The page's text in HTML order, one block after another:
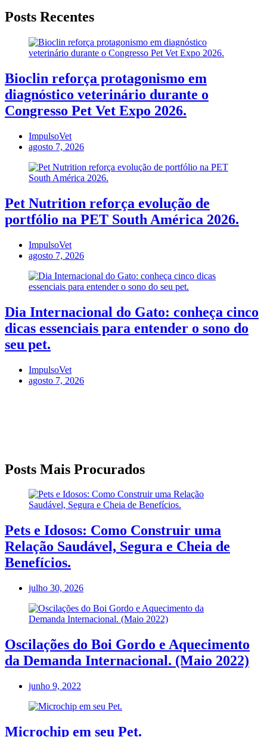
Posts Recentes
Bioclin reforça protagonismo em
diagnóstico veterinário durante o
Congresso Pet Vet Expo 2026.
ImpulsoVet
agosto 7, 2026
Pet Nutrition reforça evolução de
portfólio na PET South América 2026.
ImpulsoVet
agosto 7, 2026
Dia Internacional do Gato: conheça cinco
dicas essenciais para entender o sono do
seu pet.
ImpulsoVet
agosto 7, 2026
Posts Mais Procurados
Pets e Idosos: Como Construir uma
Relação Saudável, Segura e Cheia de
Benefícios.
julho 30, 2026
Oscilações do Boi Gordo e Aquecimento
da Demanda Internacional. (Maio 2022)
junho 9, 2022
Microchip em seu Pet.